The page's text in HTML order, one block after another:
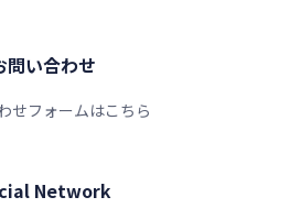
問い合わせ
せフォームはこちら
Network